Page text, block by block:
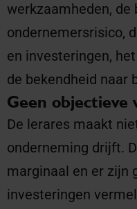
werkzaamheden, de
ondernemersrisico,
en investeringen,
de bekendheid naar
Geen objectieve
De lerares maakt
onderneming drijft.
marginaal en er zijn
investeringen